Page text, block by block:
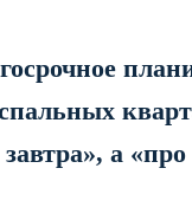
а «про